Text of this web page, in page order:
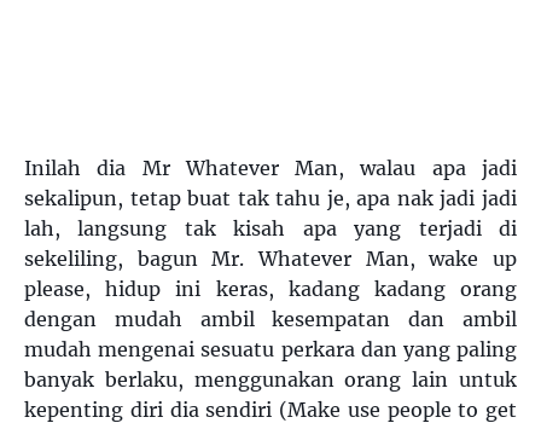
Inilah dia Mr Whatever Man, walau apa jadi
sekalipun, tetap buat tak tahu je, apa nak jadi jadi
lah, langsung tak kisah apa yang terjadi di
sekeliling, bagun Mr. Whatever Man, wake up
please, hidup ini keras, kadang kadang orang
dengan mudah ambil kesempatan dan ambil
mudah mengenai sesuatu perkara dan yang paling
banyak berlaku, menggunakan orang lain untuk
kepenting diri dia sendiri (Make use people to get